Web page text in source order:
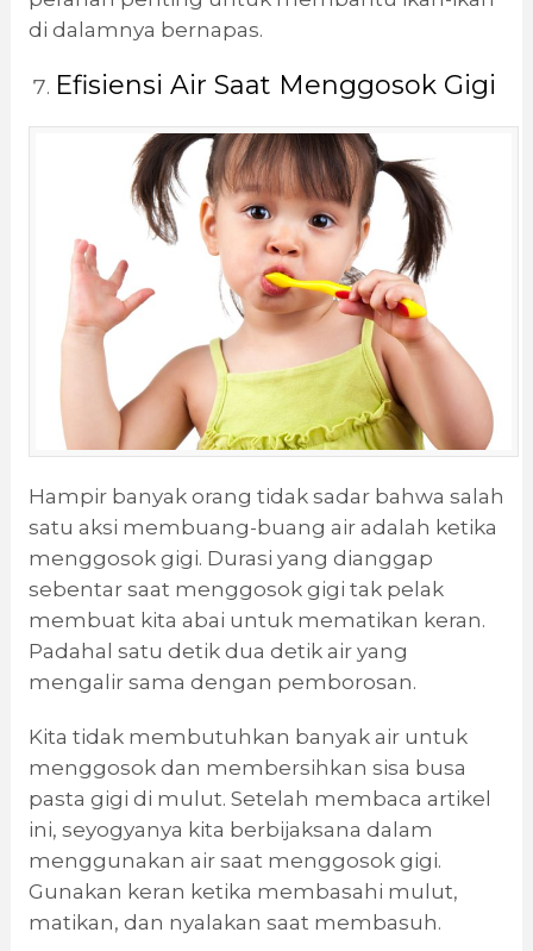
di dalamnya bernapas.
Efisiensi Air Saat Menggosok Gigi
Hampir banyak orang tidak sadar bahwa salah
satu aksi membuang-buang air adalah ketika
menggosok gigi. Durasi yang dianggap
sebentar saat menggosok gigi tak pelak
membuat kita abai untuk mematikan keran.
Padahal satu detik dua detik air yang
mengalir sama dengan pemborosan.
Kita tidak membutuhkan banyak air untuk
menggosok dan membersihkan sisa busa
pasta gigi di mulut. Setelah membaca artikel
ini, seyogyanya kita berbijaksana dalam
menggunakan air saat menggosok gigi.
Gunakan keran ketika membasahi mulut,
matikan, dan nyalakan saat membasuh.